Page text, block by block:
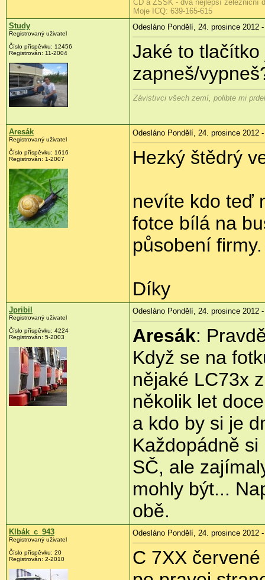
ČD a ZSSK - dva nejlepší železniční
Moje ICQ: 639-165-615
Study
Registrovaný uživatel
Číslo příspěvku: 12456
Registrován: 11-2004
Odesláno Pondělí, 24. prosince 2012
Jaké to
zapneš/
Závistivci všech zemí, polibte mi
Aresák
Registrovaný uživatel
Číslo příspěvku: 1616
Registrován: 1-2007
Odesláno Pondělí, 24. prosince 2012
Hezký štědrý
nevíte kdo teď
fotce bílá na
působení firmy.
Díky
Jpribil
Registrovaný uživatel
Číslo příspěvku: 4224
Registrován: 5-2003
Odesláno Pondělí, 24. prosince 2012
Aresák:
Když se na
nějaké LC73x
několik let
a kdo by si je
Každopádně
SČ, ale
mohly být...
obě.
Klbák_c_943
Registrovaný uživatel
Číslo příspěvku: 20
Registrován: 2-2010
Odesláno Pondělí, 24. prosince 2012
C 7XX